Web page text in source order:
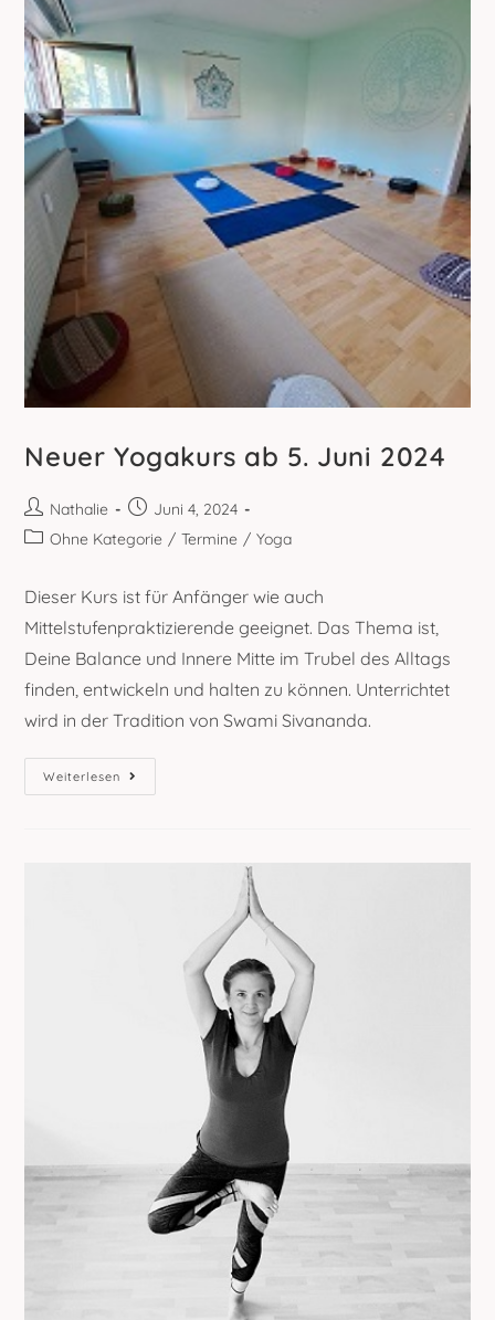
Neuer Yogakurs ab 5. Juni 2024
Beitrags-
Autor:
Nathalie
Beitrag
veröffentlicht:
Juni 4, 2024
Beitrags-
Ohne Kategorie / Termine / Yoga
Dieser Kurs ist für Anfänger wie auch
Mittelstufenpraktizierende geeignet. Das Thema ist,
Deine Balance und Innere Mitte im Trubel des Alltags
finden, entwickeln und halten zu können. Unterrichtet
wird in der Tradition von Swami Sivananda.
Weiterlesen Neuer
Yogakurs